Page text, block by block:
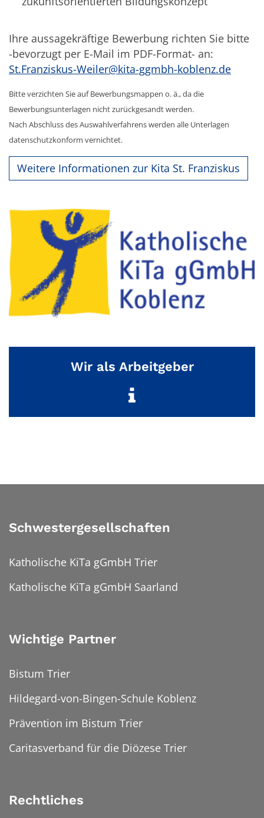
Ihre aussagekräftige Bewerbung richten Sie bitte
-bevorzugt per E-Mail im PDF-Format- an:
St.Franziskus-Weiler@kita-ggmbh-koblenz.de
Bitte verzichten Sie auf Bewerbungsmappen o. ä., da die
Bewerbungsunterlagen nicht zurückgesandt werden.
Nach Abschluss des Auswahlverfahrens werden alle Unterlagen
datenschutzkonform vernichtet.
Weitere Informationen zur Kita St. Franziskus
Wir als Arbeitgeber
Schwestergesellschaften
Katholische KiTa gGmbH Trier
Katholische KiTa gGmbH Saarland
Wichtige Partner
Bistum Trier
Hildegard-von-Bingen-Schule Koblenz
Prävention im Bistum Trier
Caritasverband für die Diözese Trier
Rechtliches